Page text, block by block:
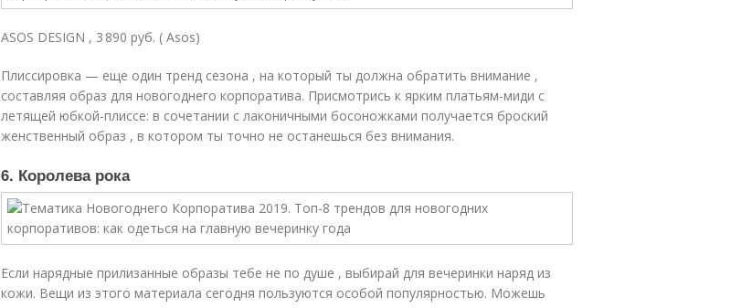
ASOS DESIGN , 3 890 руб. ( Asos)
Плиссировка — еще один тренд сезона , на который ты должна обратить внимание ,
составляя образ для новогоднего корпоратива. Присмотрись к ярким платьям-миди с
летящей юбкой-плиссе: в сочетании с лаконичными босоножками получается броский
женственный образ , в котором ты точно не останешься без внимания.
6. Королева рока
Если нарядные прилизанные образы тебе не по душе , выбирай для вечеринки наряд из
кожи. Вещи из этого материала сегодня пользуются особой популярностью. Можешь